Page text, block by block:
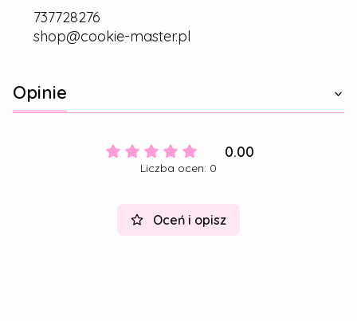
737728276
shop@cookie-master.pl
Opinie
0.00
Liczba ocen: 0
Oceń i opisz